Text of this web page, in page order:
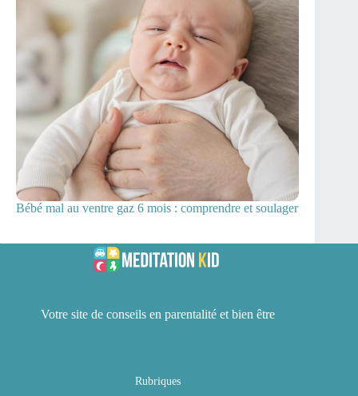
Bébé mal au ventre gaz 6 mois : comprendre et soulager
Votre site de conseils en parentalité et bien être
Rubriques